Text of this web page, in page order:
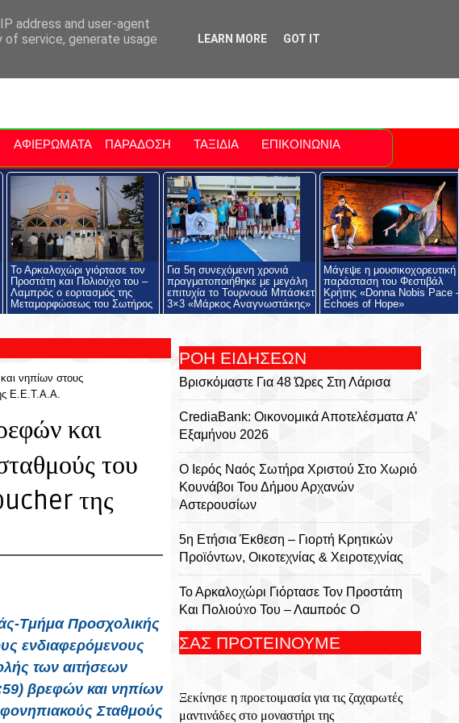
Traveller Kriti Polis
ΑΦΙΕΡΩΜΑΤΑ ΠΑΡΑΔΟΣΗ ΤΑΞΙΔΙΑ ΕΠΙΚΟΙΝΩΝΙΑ
Το Αρκαλοχώρι γιόρτασε τον
Προστάτη και Πολιούχο του –
Λαμπρός ο εορτασμός της
Μεταμορφώσεως του Σωτήρος
Για 5η συνεχόμενη χρονιά
πραγματοποιήθηκε με μεγάλη
επιτυχία το Τουρνουά Μπάσκετ
3×3 «Μάρκος Αναγνωστάκης»
Μάγεψε η μουσικοχορευτική
παράσταση του Φεστιβάλ
Κρήτης «Donna Nobis Pace
Echoes of Hope»
νηπίων στους
Ε.Ε.Τ.Α.Α.
και
του
της
Τμήμα Προσχολικής
ενδιαφερόμενους
των αιτήσεων
βρεφών και νηπίων
Σταθμούς
ΡΟΗ ΕΙΔΗΣΕΩΝ
Βρισκόμαστε Για 48 Ώρες Στη Λάρισα
CrediaBank: Οικονομικά Αποτελέσματα A’
Εξαμήνου 2026
Ο Ιερός Ναός Σωτήρα Χριστού Στο Χωριό
Κουνάβοι Του Δήμου Αρχανών
Αστερουσίων
5η Ετήσια Έκθεση – Γιορτή Κρητικών
Προϊόντων, Οικοτεχνίας & Χειροτεχνίας
Το Αρκαλοχώρι Γιόρτασε Τον Προστάτη
Και Πολιούχο Του – Λαμπρός Ο
Σωτήρος
Πραγματοποιήθηκε Με Μεγάλη Επιτυχία
Το Τουρνουά Μπάσκετ 3×3 «Μάρκος
ΣΑΣ ΠΡΟΤΕΙΝΟΥΜΕ
Ξεκίνησε η προετοιμασία για τις ζαχαρωτές
μαντινάδες στο μοναστήρι της
address and user-agent
service, generate usage
LEARN MORE GOT IT